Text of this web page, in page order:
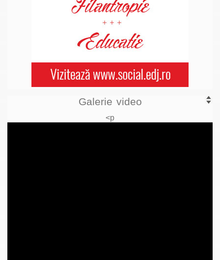
Galerie video
<p